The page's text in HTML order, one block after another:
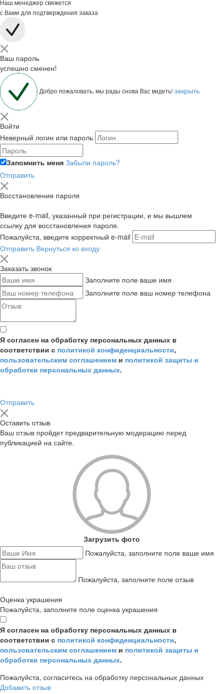
Наш менеджер свяжется
с Вами для подтверждения заказа
Ваш пароль
успешно сменен!
Добро пожаловать, мы рады снова Вас видеть!закрыть
Войти
Неверный логин или пароль
Запомнить меня Забыли пароль?
Отправить
Восстановление пароля
Введите e-mail, указанный при регистрации, и мы вышлем
ссылку для восстановления пароля.
Пожалуйста, введите корректный e-mail
Отправить Вернуться ко входу
Заказать звонок
Заполните поле ваше имя
Заполните поле ваш номер телефона
Я согласен на обработку персональных данных в
соответствии с политикой конфиденциальности,
пользовательским соглашением и политикой защиты и
обработки персональных данных.
Отправить
Оставить отзыв
Ваш отзыв пройдет предварительную модерацию перед
публикацией на сайте.
Загрузить фото
Пожалуйста, заполните поле ваше имя
Пожалуйста, заполните поле отзыв
Оценка украшения
Пожалуйста, заполните поле оценка украшения
Я согласен на обработку персональных данных в
соответствии с политикой конфиденциальности,
пользовательским соглашением и политикой защиты и
обработки персональных данных.
Пожалуйста, согласитесь на обработку персональных данных
Добавить отзыв